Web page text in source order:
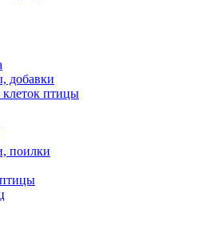
добавки
клеток птицы
поилки